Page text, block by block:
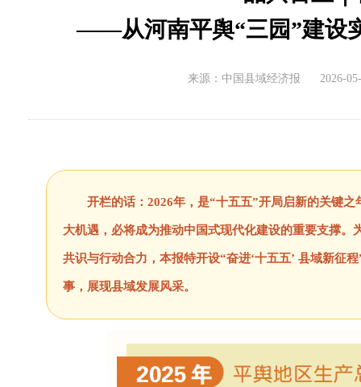
——从河南平舆“三园”建设
来源：中国县域经济报 2026-
开栏的话：2026年，是“十五五”开局启新的关键
大机遇，必将成为推动中国式现代化建设的重要支撑
共识与行动合力，本报特开设“奋进‘十五五’ 县域新征
事，展现县域发展风采。